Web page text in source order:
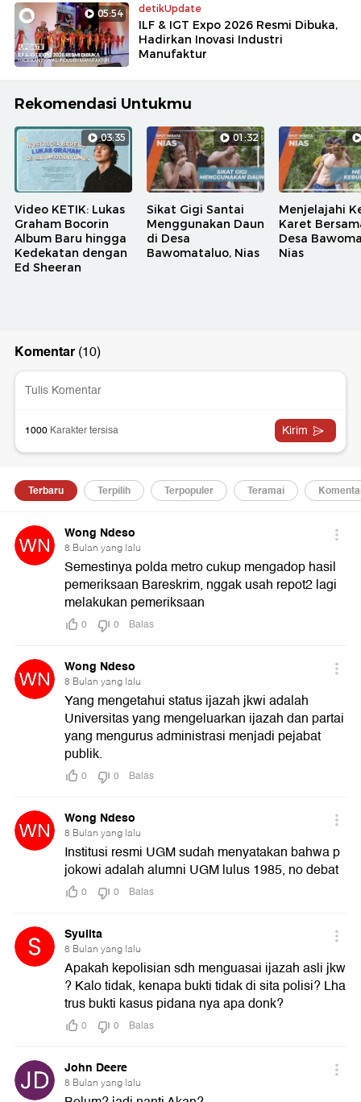
05:54 detikUpdate
ILF & IGT Expo 2026 Resmi Dibuka,
Hadirkan Inovasi Industri
Manufaktur
Rekomendasi Untukmu
03:35
Video KETIK: Lukas
Graham Bocorin
Album Baru hingga
Kedekatan dengan
Ed Sheeran
01:32
Sikat Gigi Santai
Menggunakan Daun
di Desa
Bawomataluo, Nias
Menjelajahi
Karet
Desa
Nias